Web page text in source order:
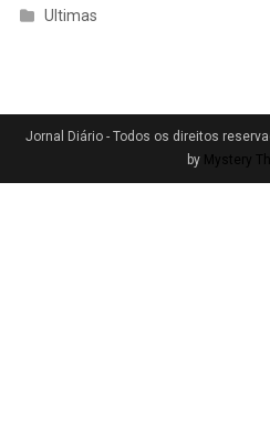
Ultimas
Jornal Diário - Todos os direitos
by Mystery